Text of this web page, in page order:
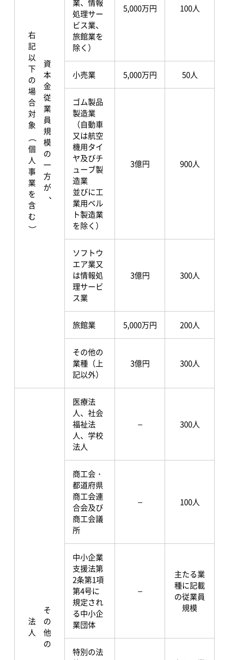
資本金・従業員規模の一方が
、
右記以下の場合対象
（
個人事業を含む
）
業、情報
処理サー
ビス業、
旅館業を
除く）
5,000万円 100人
小売業 5,000万円 50人
ゴム製品
製造業
（自動車
又は航空
機用タイ
ヤ及びチ
ューブ製
造業
並びに工
業用ベル
ト製造業
を除く）
3億円 900人
ソフトウ
エア業又
は情報処
理サービ
ス業
3億円 300人
旅館業 5,000万円 200人
その他の
業種（上
記以外）
3億円 300人
その他の
法人
医療法
人、社会
福祉法
人、学校
法人
– 300人
商工会・
都道府県
商工会連
合会及び
商工会議
所
– 100人
中小企業
支援法第
2条第1項
第4号に
規定され
る中小企
業団体
–
主たる業
種に記載
の従業員
規模
特別の法